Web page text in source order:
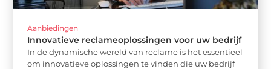
Aanbiedingen
Innovatieve reclameoplossingen voor uw bedrijf
In de dynamische wereld van reclame is het essentieel
om innovatieve oplossingen te vinden die uw bedrijf